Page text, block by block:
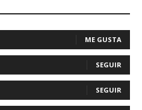
ME GUSTA
SEGUIR
SEGUIR